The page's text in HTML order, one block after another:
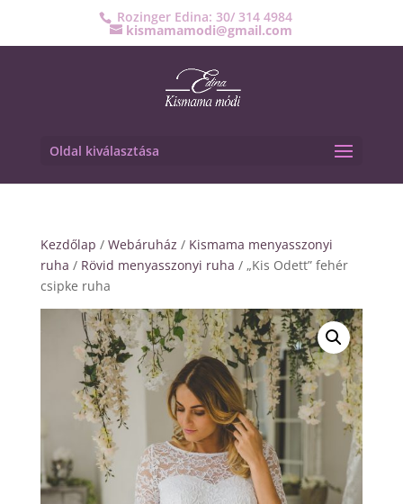
Rozinger Edina: 30/ 314 4984
kismamamodi@gmail.com
Oldal kiválasztása
Kezdőlap / Webáruház / Kismama menyasszonyi
ruha / Rövid menyasszonyi ruha / „Kis Odett” fehér
csipke ruha